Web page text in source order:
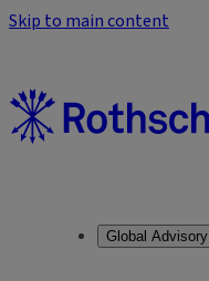
Skip to main content
Global Advisory